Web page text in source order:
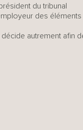
du tribunal
des éléments
autrement afin